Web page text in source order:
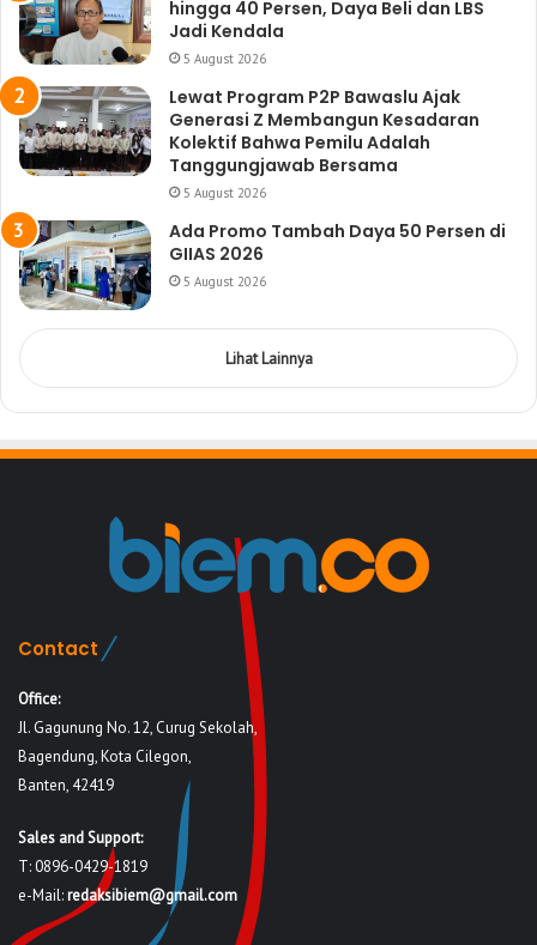
hingga 40 Persen, Daya Beli dan LBS
Jadi Kendala
5 August 2026
Lewat Program P2P Bawaslu Ajak
Generasi Z Membangun Kesadaran
Kolektif Bahwa Pemilu Adalah
Tanggungjawab Bersama
5 August 2026
Ada Promo Tambah Daya 50 Persen di
GIIAS 2026
5 August 2026
Lihat Lainnya
Contact
Office:
Jl. Gagunung No. 12, Curug Sekolah,
Bagendung, Kota Cilegon,
Banten, 42419
Sales and Support:
T: 0896-0429-1819
e-Mail:redaksibiem@gmail.com